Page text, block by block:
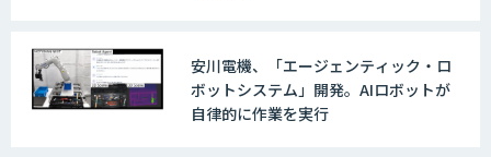
安川電機、「エージェンティック・ロ
ボットシステム」開発。AIロボットが
自律的に作業を実行